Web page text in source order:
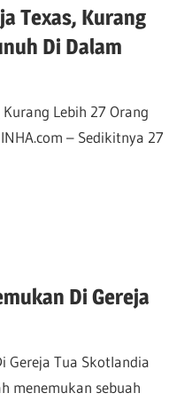
Texas, Kurang
Di Dalam
Lebih 27 Orang
– Sedikitnya 27
Di Gereja
Gereja Tua Skotlandia
menemukan sebuah